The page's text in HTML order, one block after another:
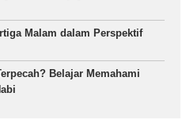
Malam dalam Perspektif
Belajar Memahami